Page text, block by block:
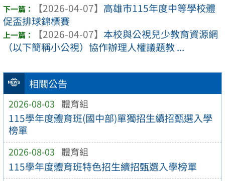
相關公告
2026-08-03 體育組
115學年度體育班(國中部)單獨招生續招甄選入學
榜單
2026-08-03 體育組
115學年度體育班特色招生續招甄選入學榜單
【2026-04-07】 高雄市115年度中等學校體
促盃排球錦標賽
【2026-04-07】 本校與公視兒少教育資源網
（以下簡稱小公視）協作辦理人權議題教 ...